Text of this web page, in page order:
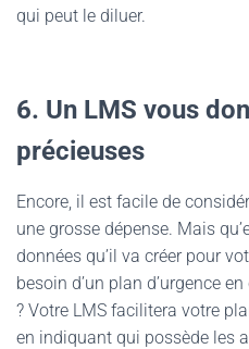
qui peut le diluer.
6. Un LMS vous
précieuses
Encore, il est facile de
une grosse dépense. Mais
données qu’il va créer pour
besoin d’un plan d’urgence
? Votre LMS facilitera votre
en indiquant qui possède les